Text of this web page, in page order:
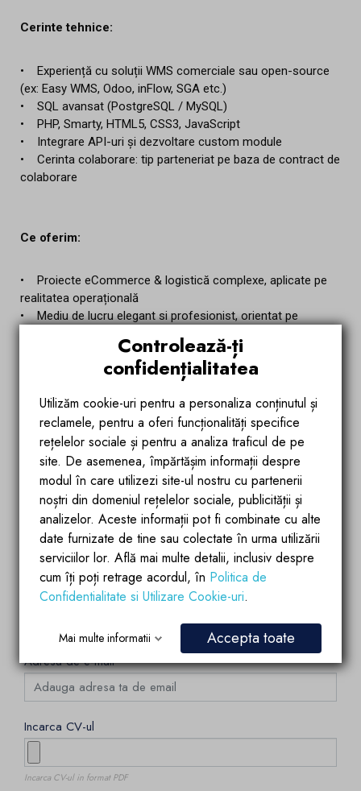
Cerinte tehnice:
• Experiență cu soluții WMS comerciale sau open-source
(ex: Easy WMS, Odoo, inFlow, SGA etc.)
• SQL avansat (PostgreSQL / MySQL)
• PHP, Smarty, HTML5, CSS3, JavaScript
• Integrare API-uri și dezvoltare custom module
• Cerinta colaborare: tip parteneriat pe baza de contract de
colaborare
Ce oferim:
• Proiecte eCommerce & logistică complexe, aplicate pe
realitatea operațională
• Mediu de lucru elegant si profesionist, orientat pe
• Posibilitate de colaborare pe termen lung, implicare în
proiecte strategice
Cum Sa Aplici:
Daca te regasesti in descrierea de mai sus si esti
entuziasmat de aceasta oportunitate, te invitam sa aplici
direct pe aceasta pagina sau Trimite CV + portofoliu
ovidiu@egointeriors.ro
Asteptam cu nerabdare sa te cunoastem si sa te
intampinam in echipa noastra!
Nume
Adresa de e-mail
Incarca CV-ul
Incarca CV-ul in format PDF
Controlează-ți
confidențialitatea
Utilizăm cookie-uri pentru a personaliza conținutul și
reclamele, pentru a oferi funcționalități specifice
rețelelor sociale și pentru a analiza traficul de pe
site. De asemenea, împărtășim informații despre
modul în care utilizezi site-ul nostru cu partenerii
noștri din domeniul rețelelor sociale, publicității și
analizelor. Aceste informații pot fi combinate cu alte
date furnizate de tine sau colectate în urma utilizării
serviciilor lor. Află mai multe detalii, inclusiv despre
cum îți poți retrage acordul, în Politica de
Confidentialitate si Utilizare Cookie-uri.
Mai multe informatii Accepta toate